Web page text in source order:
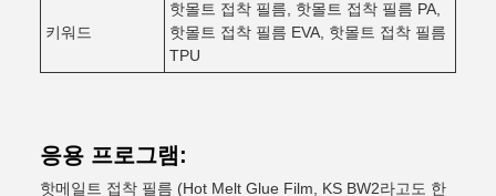
키워드
핫몰트 접착 필름, 핫몰트 접착 필름 PA,
핫몰트 접착 필름 EVA, 핫몰트 접착 필름
TPU
응용 프로그램:
핫메일트 접착 필름 (Hot Melt Glue Film, KS BW2라고도 한